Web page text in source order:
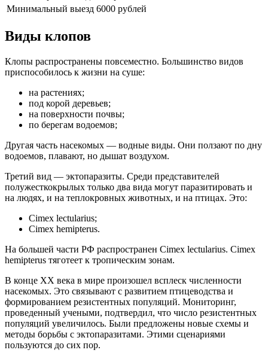
Минимальный выезд 6000 рублей
Виды клопов
Клопы распространены повсеместно. Большинство видов
приспособилось к жизни на суше:
на растениях;
под корой деревьев;
на поверхности почвы;
по берегам водоемов;
Другая часть насекомых — водные виды. Они ползают по дну
водоемов, плавают, но дышат воздухом.
Третий вид — эктопаразиты. Среди представителей
полужесткокрылых только два вида могут паразитировать и
на людях, и на теплокровных животных, и на птицах. Это:
Cimex lectularius;
Сimex hemipterus.
На большей части РФ распространен Cimex lectularius. Сimex
hemipterus тяготеет к тропическим зонам.
В конце ХХ века в мире произошел всплеск численности
насекомых. Это связывают с развитием птицеводства и
формированием резистентных популяций. Мониторинг,
проведенный учеными, подтвердил, что число резистентных
популяций увеличилось. Были предложены новые схемы и
методы борьбы с эктопаразитами. Этими сценариями
пользуются до сих пор.